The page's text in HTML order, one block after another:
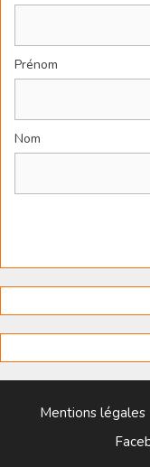
Prénom
Nom
Mentions légales